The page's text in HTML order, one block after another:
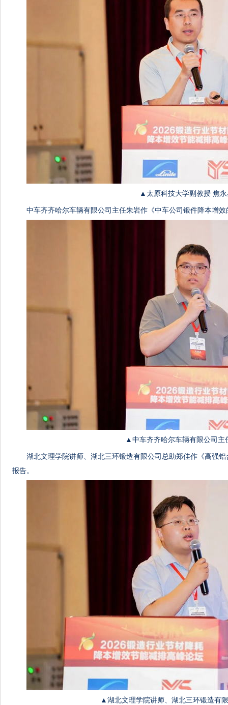
▲太原科技大学副教授 焦
中车齐齐哈尔车辆有限公司主任朱岩作《中车公司锻件降本增
▲中车齐齐哈尔车辆有限公司主
湖北文理学院讲师、湖北三环锻造有限公司总助郑佳作《高强
报告。
▲湖北文理学院讲师、湖北三环锻造有